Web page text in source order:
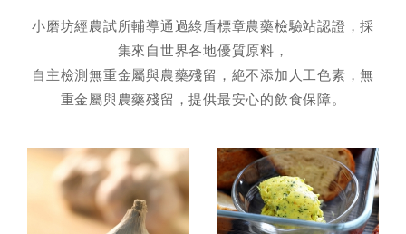
小磨坊經農試所輔導通過綠盾標章農藥檢驗站認證，採
集來自世界各地優質原料，
自主檢測無重金屬與農藥殘留，絶不添加人工色素，無
重金屬與農藥殘留，提供最安心的飲食保障。